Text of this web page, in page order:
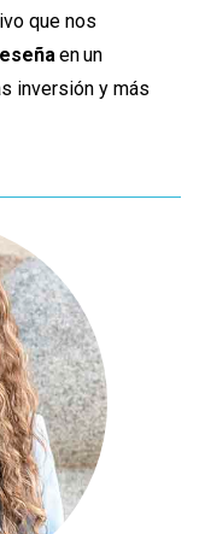
que nos
enun
inversión y más